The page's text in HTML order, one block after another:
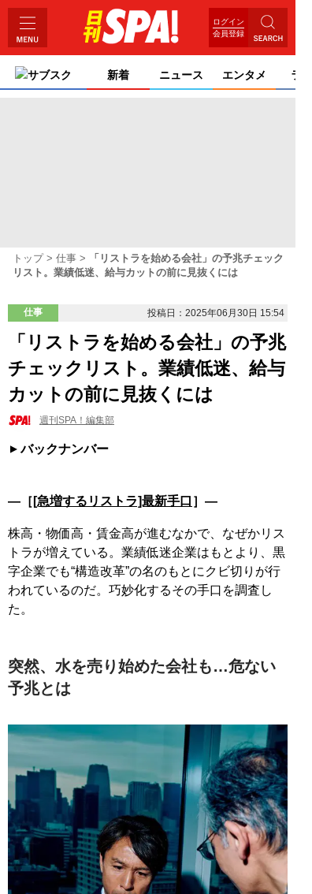
ログイン
会員登録
サブスク 新着 ニュース エンタメ ライ
トップ 仕事
「リストラを始める会社」の予兆チェック
リスト。業績低迷、給与カットの前に見抜くには
仕事 投稿日：2025年06月30日 15:54
「リストラを始める会社」の予兆
チェックリスト。業績低迷、給与
カットの前に見抜くには
週刊SPA！編集部
バックナンバー
―［ [急増するリストラ]最新手口 ］―
株高・物価高・賃金高が進むなかで、なぜかリス
トラが増えている。業績低迷企業はもとより、黒
字企業でも“構造改革”の名のもとにクビ切りが行
われているのだ。巧妙化するその手口を調査し
た。
突然、水を売り始めた会社も…危ない
予兆とは